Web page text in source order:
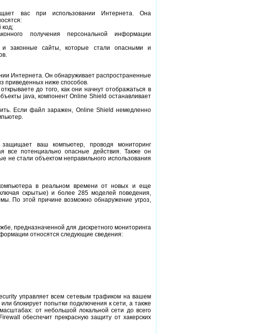
вас при использовании Интернета. Она
код;
получения персональной информации
законные сайты, которые стали опасными и
Интернета. Он обнаруживает распространенные
приведенных ниже способов.
до того, как они начнут отображаться в
java, компонент Online Shield останавливает
Если файл заражен, Online Shield немедленно
ваш компьютер, проводя мониторинг
все потенциально опасные действия. Также он
не стали объектом неправильного использования
в реальном времени от новых и еще
скрытые) и более 285 моделей поведения,
По этой причине возможно обнаружение угроз,
предназначенной для дискретного мониторинга
относятся следующие сведения:
управляет всем сетевым трафиком на вашем
блокирует попытки подключения к сети, а также
от небольшой локальной сети до всего
обеспечит прекрасную защиту от хакерских